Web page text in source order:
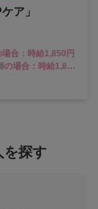
ア」
場合：時給1,800
修の場合：時給
を探す